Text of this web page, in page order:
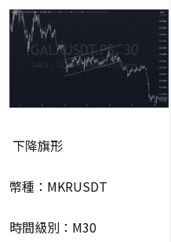
下降旗形
幣種：MKRUSDT
時間級別：M30